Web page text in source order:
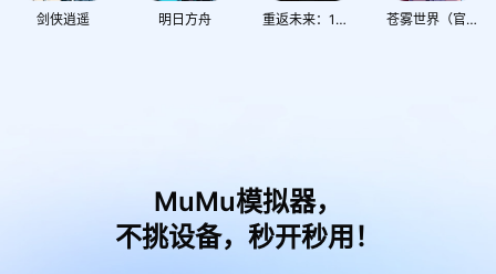
剑侠逍遥 明日方舟 重返未来：1999 苍雾世界（官服双端互通，必得千抽）
MuMu模拟器，
不挑设备，秒开秒用！